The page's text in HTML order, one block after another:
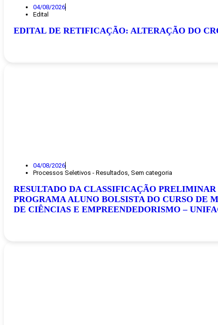
04/08/2026
Edital
EDITAL DE RETIFICAÇÃO: ALTERAÇÃO DO
04/08/2026
Processos Seletivos - Resultados, Sem categoria
RESULTADO DA CLASSIFICAÇÃO
PROGRAMA ALUNO BOLSISTA DO CURSO DE
DE CIÊNCIAS E EMPREENDEDORISMO –